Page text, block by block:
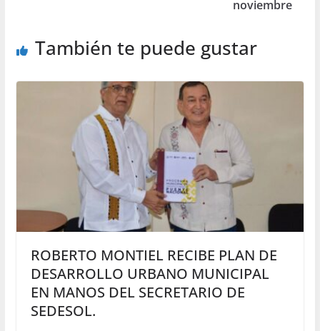
noviembre
También te puede gustar
ROBERTO MONTIEL RECIBE PLAN DE
DESARROLLO URBANO MUNICIPAL
EN MANOS DEL SECRETARIO DE
SEDESOL.